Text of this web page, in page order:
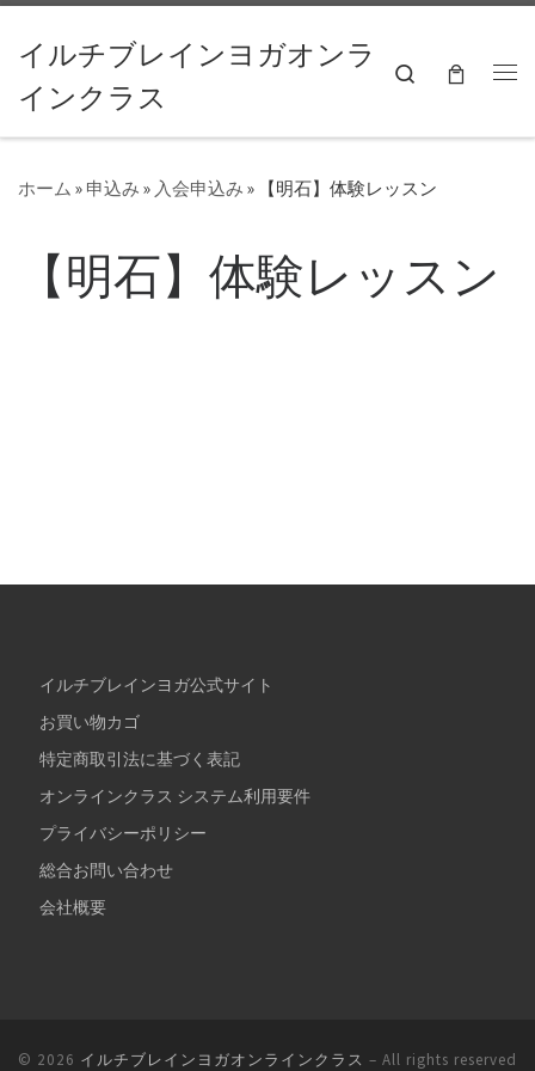
コンテンツへスキップ
イルチブレインヨガオンラ
インクラス
Search
ホーム » 申込み » 入会申込み » 【明石】体験レッスン
【明石】体験レッスン
イルチブレインヨガ公式サイト
お買い物カゴ
特定商取引法に基づく表記
オンラインクラス システム利用要件
プライバシーポリシー
総合お問い合わせ
会社概要
© 2026 イルチブレインヨガオンラインクラス – All rights reserved